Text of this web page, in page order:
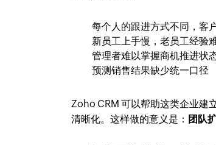
每个人的跟进方式不同，客
新员工上手慢，老员工经验
管理者难以掌握商机推进状
预测销售结果缺少统一口径
Zoho CRM 可以帮助这类企业建
清晰化。这样做的意义是： 团队